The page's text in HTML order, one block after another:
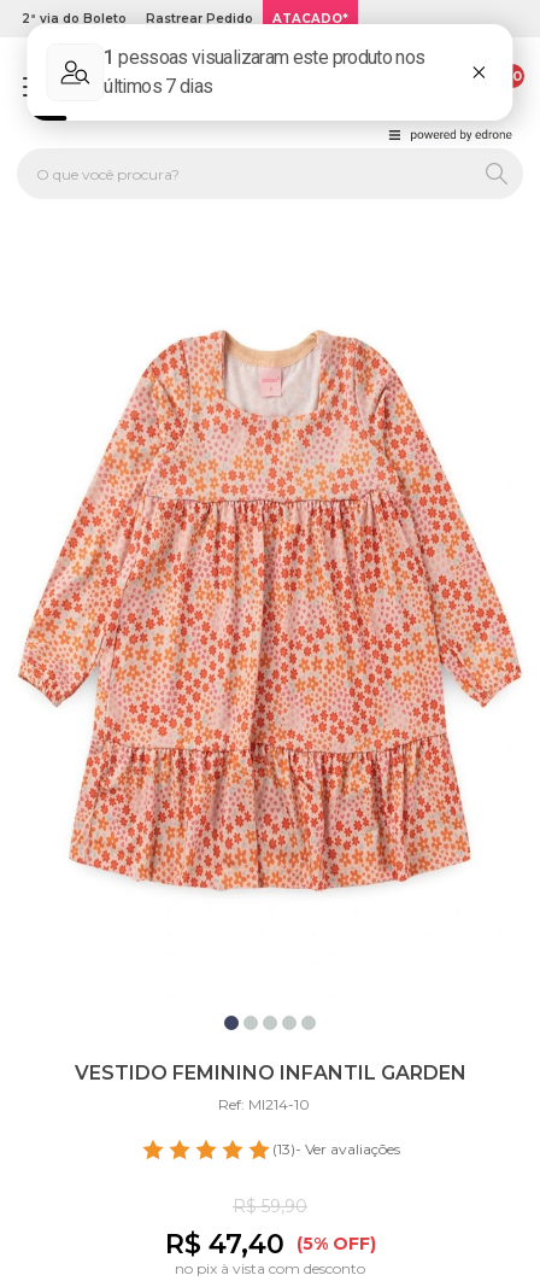
2ª via do Boleto Rastrear Pedido ATACADO*
00
VESTIDO FEMININO INFANTIL GARDEN
Ref: MI214-10
(13)- Ver avaliações
R$ 59,90
R$ 47,40 (5% OFF)
no pix à vista com desconto